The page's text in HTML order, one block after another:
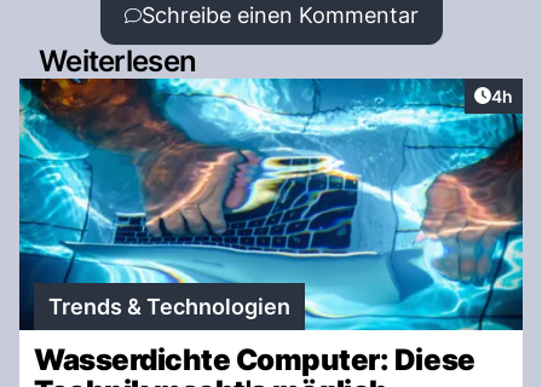
Schreibe einen Kommentar
Weiterlesen
4h
Trends & Technologien
Wasserdichte Computer: Diese